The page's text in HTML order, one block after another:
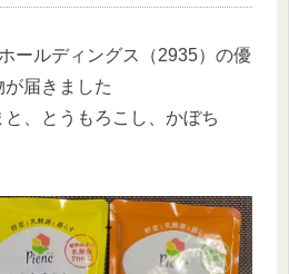
ールディングス（2935）の優
届きました
と、とうもろこし、かぼち